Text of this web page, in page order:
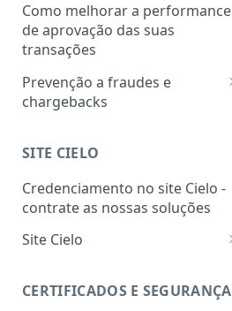
Como melhorar a performance
de aprovação das suas
transações
Prevenção a fraudes e
chargebacks
Programa de monitoria de
chargebacks e fraudes das
bandeiras
SITE CIELO
Credenciamento no site Cielo -
contrate as nossas soluções
Site Cielo
Como selecionar o
CERTIFICADOS E SEGURANÇA